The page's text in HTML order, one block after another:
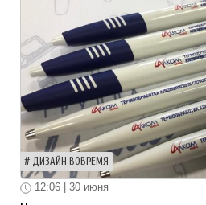
ДИЗАЙН ВОВРЕМЯ
12:06 | 30 июня